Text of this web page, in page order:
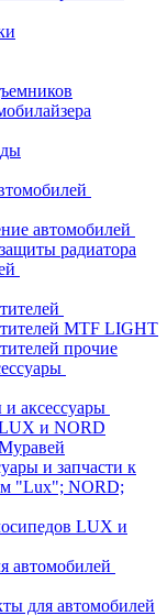
автомобилей
радиатора
MTF LIGHT
прочие
аксессуары
LUX и NORD
и запчасти к
"Lux"; NORD;
LUX и
автомобилей
для автомобилей